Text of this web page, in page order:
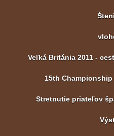
Veľká Británia 2011 -
15th
Stretnutie priateľov